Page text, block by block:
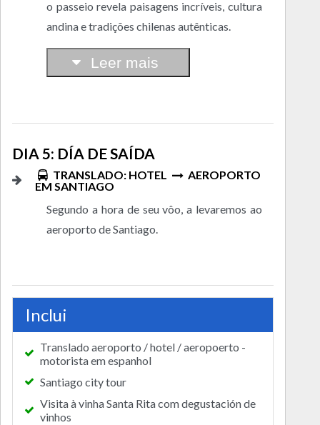
o passeio revela paisagens incríveis, cultura
andina e tradições chilenas autênticas.
Leer mais
DIA 5: DÍA DE SAÍDA
TRANSLADO: HOTEL
AEROPORTO
EM SANTIAGO
Segundo a hora de seu vôo, a levaremos ao
aeroporto de Santiago.
Inclui
Translado aeroporto / hotel / aeropoerto -
motorista em espanhol
Santiago city tour
Visita à vinha Santa Rita com degustación de
vinhos